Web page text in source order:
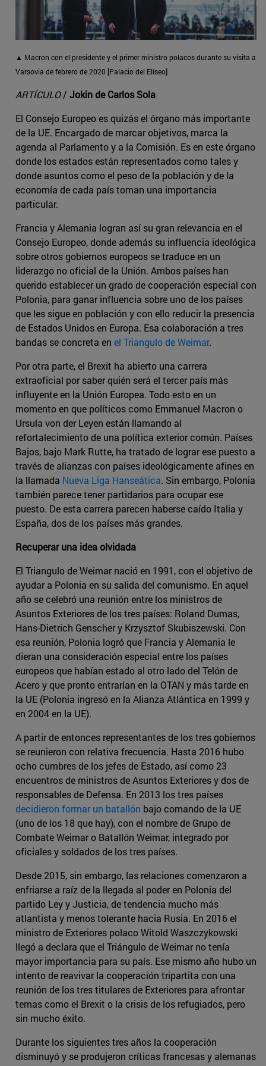
▲ Macron con el presidente y el primer ministro polacos durante su visita a
Varsovia de febrero de 2020 [Palacio del Elíseo]
ARTÍCULO/ Jokin de Carlos Sola
El Consejo Europeo es quizás el órgano más importante
de la UE. Encargado de marcar objetivos, marca la
agenda al Parlamento y a la Comisión. Es en este órgano
donde los estados están representados como tales y
donde asuntos como el peso de la población y de la
economía de cada país toman una importancia
particular.
Francia y Alemania logran así su gran relevancia en el
Consejo Europeo, donde además su influencia ideológica
sobre otros gobiernos europeos se traduce en un
liderazgo no oficial de la Unión. Ambos países han
querido establecer un grado de cooperación especial con
Polonia, para ganar influencia sobre uno de los países
que les sigue en población y con ello reducir la presencia
de Estados Unidos en Europa. Esa colaboración a tres
bandas se concreta en el Triangulo de Weimar.
Por otra parte, el Brexit ha abierto una carrera
extraoficial por saber quién será el tercer país más
influyente en la Unión Europea. Todo esto en un
momento en que políticos como Emmanuel Macron o
Ursula von der Leyen están llamando al
refortalecimiento de una política exterior común. Países
Bajos, bajo Mark Rutte, ha tratado de lograr ese puesto a
través de alianzas con países ideológicamente afines en
la llamada Nueva Liga Hanseática. Sin embargo, Polonia
también parece tener partidarios para ocupar ese
puesto. De esta carrera parecen haberse caído Italia y
España, dos de los países más grandes.
Recuperar una idea olvidada
El Triangulo de Weimar nació en 1991, con el objetivo de
ayudar a Polonia en su salida del comunismo. En aquel
año se celebró una reunión entre los ministros de
Asuntos Exteriores de los tres países: Roland Dumas,
Hans-Dietrich Genscher y Krzysztof Skubiszewski. Con
esa reunión, Polonia logró que Francia y Alemania le
dieran una consideración especial entre los países
europeos que habían estado al otro lado del Telón de
Acero y que pronto entrarían en la OTAN y más tarde en
la UE (Polonia ingresó en la Alianza Atlántica en 1999 y
en 2004 en la UE).
A partir de entonces representantes de los tres gobiernos
se reunieron con relativa frecuencia. Hasta 2016 hubo
ocho cumbres de los jefes de Estado, así como 23
encuentros de ministros de Asuntos Exteriores y dos de
responsables de Defensa. En 2013 los tres países
decidieron formar un batallón bajo comando de la UE
(uno de los 18 que hay), con el nombre de Grupo de
Combate Weimar o Batallón Weimar, integrado por
oficiales y soldados de los tres países.
Desde 2015, sin embargo, las relaciones comenzaron a
enfriarse a raíz de la llegada al poder en Polonia del
partido Ley y Justicia, de tendencia mucho más
atlantista y menos tolerante hacia Rusia. En 2016 el
ministro de Exteriores polaco Witold Waszczykowski
llegó a declara que el Triángulo de Weimar no tenía
mayor importancia para su país. Ese mismo año hubo un
intento de reavivar la cooperación tripartita con una
reunión de los tres titulares de Exteriores para afrontar
temas como el Brexit o la crisis de los refugiados, pero
sin mucho éxito.
Durante los siguientes tres años la cooperación
disminuyó y se produjeron críticas francesas y alemanas